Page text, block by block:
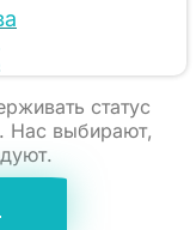
статус
Нас выбирают,